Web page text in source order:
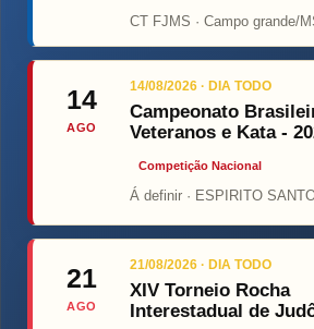
CT FJMS · Campo grande/
14
AGO
14/08/2026 · DIA TODO
Campeonato
Veteranos e Kata -
Competição Nacional
Á definir · ESPIRITO
21
AGO
21/08/2026 · DIA TODO
XIV Torneio Rocha
Interestadual de